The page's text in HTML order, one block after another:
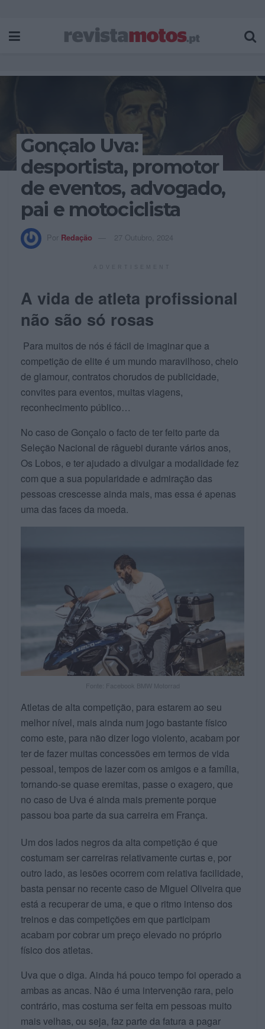
Gonçalo Uva:
desportista, promotor
de eventos, advogado,
pai e motociclista
Por Redação 27 Outubro, 2024
A vida de atleta profissional
não são só rosas
Para muitos de nós é fácil de imaginar que a
competição de elite é um mundo maravilhoso, cheio
de glamour, contratos chorudos de publicidade,
convites para eventos, muitas viagens,
reconhecimento público…
No caso de Gonçalo o facto de ter feito parte da
Seleção Nacional de râguebi durante vários anos,
Os Lobos, e ter ajudado a divulgar a modalidade fez
com que a sua popularidade e admiração das
pessoas crescesse ainda mais, mas essa é apenas
uma das faces da moeda.
Fonte: Facebook BMW Motorrad
Atletas de alta competição, para estarem ao seu
melhor nível, mais ainda num jogo bastante físico
como este, para não dizer logo violento, acabam por
ter de fazer muitas concessões em termos de vida
pessoal, tempos de lazer com os amigos e a família,
tornando-se quase eremitas, passe o exagero, que
no caso de Uva é ainda mais premente porque
passou boa parte da sua carreira em França.
Um dos lados negros da alta competição é que
costumam ser carreiras relativamente curtas e, por
outro lado, as lesões ocorrem com relativa facilidade,
basta pensar no recente caso de Miguel Oliveira que
está a recuperar de uma, e que o ritmo intenso dos
treinos e das competições em que participam
acabam por cobrar um preço elevado no próprio
físico dos atletas.
Uva que o diga. Ainda há pouco tempo foi operado a
ambas as ancas. Não é uma intervenção rara, pelo
contrário, mas costuma ser feita em pessoas muito
mais velhas, ou seja, faz parte da fatura a pagar